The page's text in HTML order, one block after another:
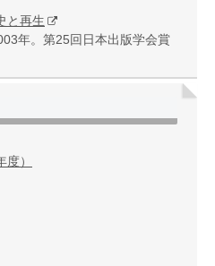
と再生
年。第25回日本出版学会賞
）